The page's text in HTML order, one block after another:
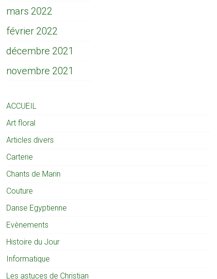
mars 2022
février 2022
décembre 2021
novembre 2021
ACCUEIL
Art floral
Articles divers
Carterie
Chants de Marin
Couture
Danse Egyptienne
Evènements
Histoire du Jour
Informatique
Les astuces de Christian